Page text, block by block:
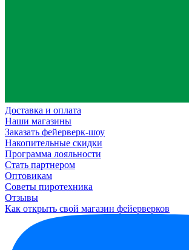
Доставка и оплата
Наши магазины
Заказать фейерверк-шоу
Накопительные скидки
Программа лояльности
Стать партнером
Оптовикам
Советы пиротехника
Отзывы
Как открыть свой магазин фейерверков